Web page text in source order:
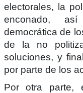
electorales, la
enconado,
democrática de
de la no
soluciones, y
por parte de los
Por otra parte,